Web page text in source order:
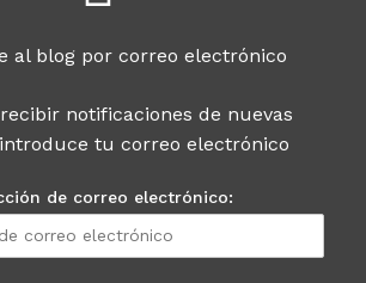
al blog por correo electrónico
notificaciones de nuevas
tu correo electrónico
de correo electrónico: